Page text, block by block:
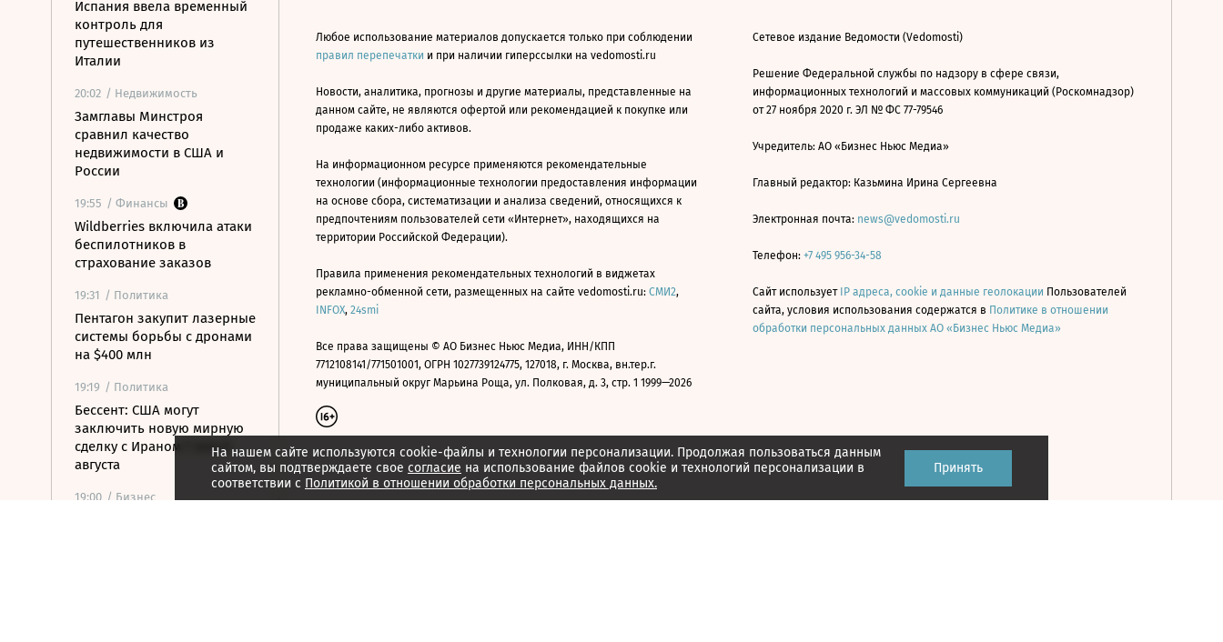
Испания ввела временный
контроль для
путешественников из
Италии
20:02 / Недвижимость
Замглавы Минстроя
сравнил качество
недвижимости в США и
России
19:55 / Финансы
Wildberries включила атаки
беспилотников в
страхование заказов
19:31 / Политика
Пентагон закупит лазерные
системы борьбы с дронами
на $400 млн
19:19 / Политика
Бессент: США могут
заключить новую мирную
сделку с Ираном 7 или 8
августа
19:00 / Бизнес
На нашем сайте используются cookie-файлы и технологии персонализации. Продолжая пользоваться данным
сайтом, вы подтверждаете свое согласие на использование файлов cookie и технологий персонализации в
соответствии с Политикой в отношении обработки персональных данных.
Принять
Любое использование материалов допускается только при соблюдении
правил перепечатки и при наличии гиперссылки на vedomosti.ru
Новости, аналитика, прогнозы и другие материалы, представленные на
данном сайте, не являются офертой или рекомендацией к покупке или
продаже каких-либо активов.
На информационном ресурсе применяются рекомендательные
технологии (информационные технологии предоставления информации
на основе сбора, систематизации и анализа сведений, относящихся к
предпочтениям пользователей сети «Интернет», находящихся на
территории Российской Федерации).
Правила применения рекомендательных технологий в виджетах
рекламно-обменной сети, размещенных на сайте vedomosti.ru: СМИ2,
INFOX, 24smi
Все права защищены © АО Бизнес Ньюс Медиа, ИНН/КПП
7712108141/771501001, ОГРН 1027739124775, 127018, г. Москва, вн.тер.г.
муниципальный округ Марьина Роща, ул. Полковая, д. 3, стр. 1 1999—2026
Сетевое издание Ведомости (Vedomosti)
Решение Федеральной службы по надзору в сфере связи,
информационных технологий и массовых коммуникаций (Роскомнадзор)
от 27 ноября 2020 г. ЭЛ № ФС 77-79546
Учредитель: АО «Бизнес Ньюс Медиа»
Главный редактор: Казьмина Ирина Сергеевна
Электронная почта: news@vedomosti.ru
Телефон: +7 495 956-34-58
Сайт использует IP адреса, cookie и данные геолокации Пользователей
сайта, условия использования содержатся в Политике в отношении
обработки персональных данных АО «Бизнес Ньюс Медиа»